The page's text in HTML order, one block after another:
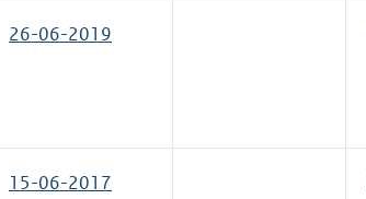
26-06-2019
15-06-2017